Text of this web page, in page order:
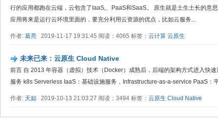
行的应用都跑在云端，云包含了IaaS,、PaaS和SaaS。 原生就是土生土长的意
应用将来是运行云环境里面的，要充分利用云资源的优点，比如️云服务...
作者: 葛亮 2019-11-17 19:31:45 阅读：4065 标签： 云计算 云原生
未来已来：云原生 Cloud Native
前言 自 2013 年容器（虚拟）技术（Docker）成熟后，后端的架构方式进入快
服务 k8s Serverless IaaS：基础设施服务，Infrastructure-as-a-service PaaS：
作者: 天如 2019-10-13 21:03:27 阅读：3494 标签： 云原生 Cloud Native